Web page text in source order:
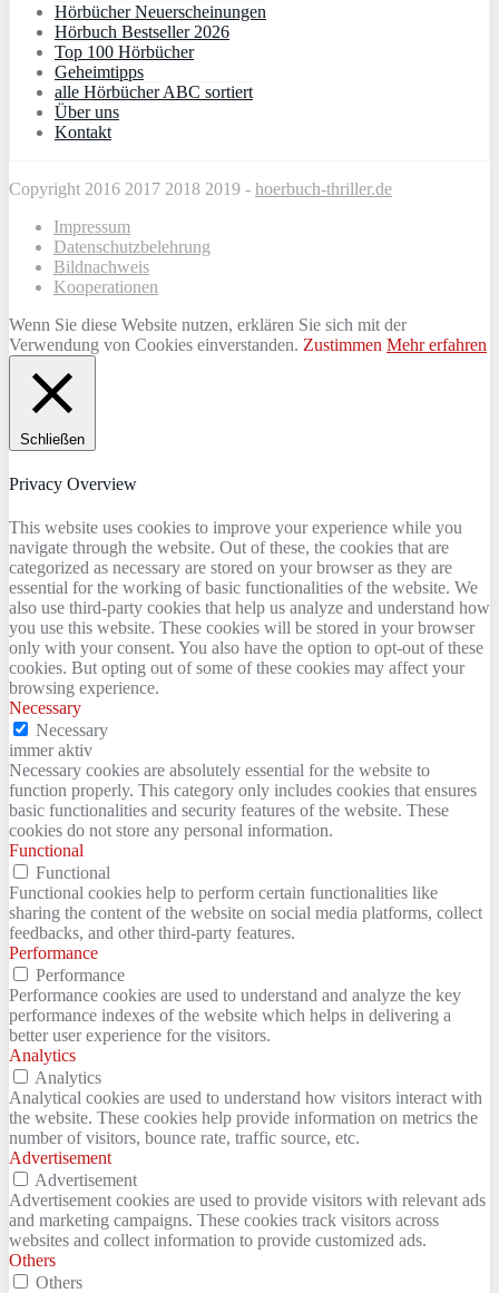
Hörbücher Neuerscheinungen
Hörbuch Bestseller 2026
Top 100 Hörbücher
Geheimtipps
alle Hörbücher ABC sortiert
Über uns
Kontakt
Copyright 2016 2017 2018 2019 - hoerbuch-thriller.de
Impressum
Datenschutzbelehrung
Bildnachweis
Kooperationen
Wenn Sie diese Website nutzen, erklären Sie sich mit der
Verwendung von Cookies einverstanden. Zustimmen Mehr erfahren
Schließen
Privacy Overview
This website uses cookies to improve your experience while you
navigate through the website. Out of these, the cookies that are
categorized as necessary are stored on your browser as they are
essential for the working of basic functionalities of the website. We
also use third-party cookies that help us analyze and understand how
you use this website. These cookies will be stored in your browser
only with your consent. You also have the option to opt-out of these
cookies. But opting out of some of these cookies may affect your
browsing experience.
Necessary
Necessary
immer aktiv
Necessary cookies are absolutely essential for the website to
function properly. This category only includes cookies that ensures
basic functionalities and security features of the website. These
cookies do not store any personal information.
Functional
Functional
Functional cookies help to perform certain functionalities like
sharing the content of the website on social media platforms, collect
feedbacks, and other third-party features.
Performance
Performance
Performance cookies are used to understand and analyze the key
performance indexes of the website which helps in delivering a
better user experience for the visitors.
Analytics
Analytics
Analytical cookies are used to understand how visitors interact with
the website. These cookies help provide information on metrics the
number of visitors, bounce rate, traffic source, etc.
Advertisement
Advertisement
Advertisement cookies are used to provide visitors with relevant ads
and marketing campaigns. These cookies track visitors across
websites and collect information to provide customized ads.
Others
Others